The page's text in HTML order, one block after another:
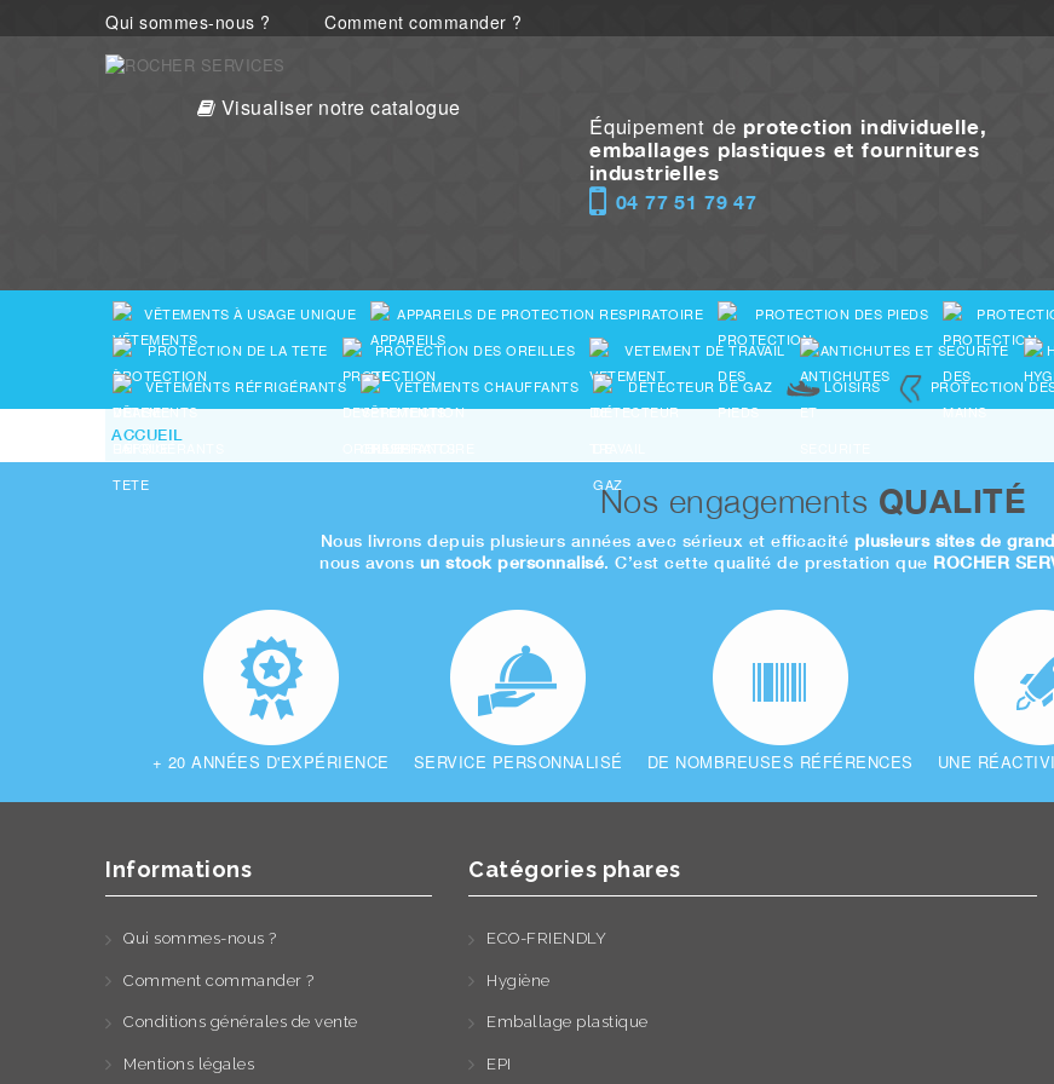
Qui sommes-nous ? Comment commander ?
Visualiser notre catalogue
Équipement de protection individuelle,
emballages plastiques et fournitures
industrielles
04 77 51 79 47
VÊTEMENTS À USAGE UNIQUE APPAREILS DE PROTECTION RESPIRATOIRE PROTECTION DES PIEDS
PROTECTION DE LA TETE
PROTECTION DES OREILLES VETEMENT DE TRAVAIL ANTICHUTES ET SECURITE
VÊTEMENTS RÉFRIGÉRANTS
VÊTEMENTS CHAUFFANTS DÉTECTEUR DE GAZ LOISIRS PROTECTION
ACCUEIL
Nos engagements QUALITÉ
Nous livrons depuis plusieurs années avec sérieux et efficacité plusieurs sites de
nous avons un stock personnalisé. C’est cette qualité de prestation que ROCHER
+ 20 ANNÉES D'EXPÉRIENCE SERVICE PERSONNALISÉ DE NOMBREUSES RÉFÉRENCES UNE
Informations
Qui sommes-nous ?
Comment commander ?
Conditions générales de vente
Mentions légales
Catégories phares
ECO-FRIENDLY
Hygiène
Emballage plastique
EPI